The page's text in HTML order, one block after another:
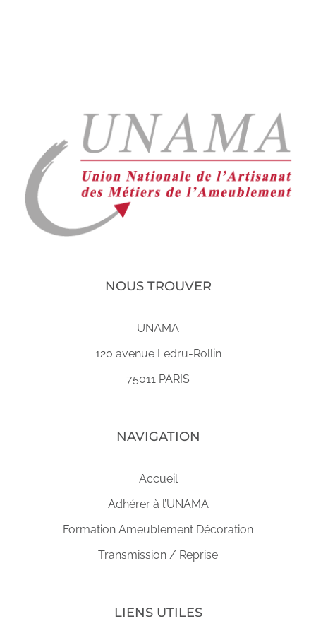
NOUS TROUVER
UNAMA
120 avenue Ledru-Rollin
75011 PARIS
NAVIGATION
Accueil
Adhérer à l’UNAMA
Formation Ameublement Décoration
Transmission / Reprise
LIENS UTILES